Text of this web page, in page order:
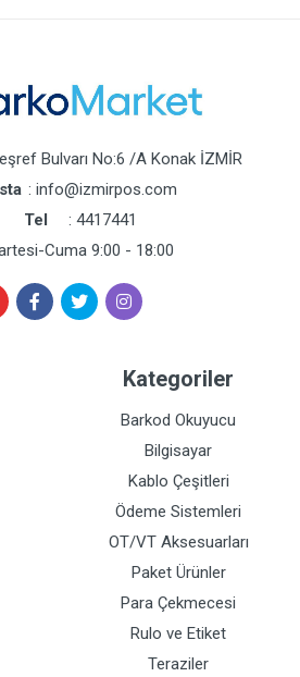
Bulvarı No:6 /A Konak İZMİR
: info@izmirpos.com
Tel
: 4417441
Cuma 9:00 - 18:00
Kategoriler
Barkod Okuyucu
Bilgisayar
Kablo Çeşitleri
Ödeme Sistemleri
OT/VT Aksesuarları
Paket Ürünler
Para Çekmecesi
Rulo ve Etiket
Teraziler